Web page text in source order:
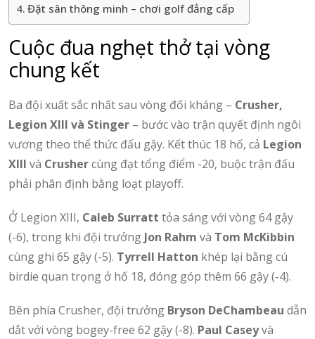
Đặt sân thông minh – chơi golf đẳng cấp
Cuộc đua nghẹt thở tại vòng
chung kết
Ba đội xuất sắc nhất sau vòng đối kháng – Crusher,
Legion XIII và Stinger – bước vào trận quyết định ngôi
vương theo thể thức đấu gậy. Kết thúc 18 hố, cả Legion
XIII và Crushercùng đạt tổng điểm -20, buộc trận đấu
phải phân định bằng loạt playoff.
Ở Legion XIII, Caleb Surratt tỏa sáng với vòng 64 gậy
(-6), trong khi đội trưởng Jon Rahm và Tom McKibbin
cùng ghi 65 gậy (-5). Tyrrell Hatton khép lại bằng cú
birdie quan trọng ở hố 18, đóng góp thêm 66 gậy (-4).
Bên phía Crusher, đội trưởng Bryson DeChambeau dẫn
dắt với vòng bogey-free 62 gậy (-8). Paul Caseyvà